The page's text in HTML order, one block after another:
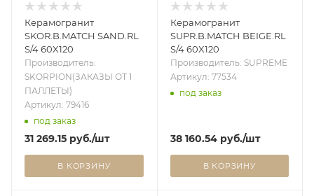
Керамогранит
SKOR.B.MATCH SAND.RL
S/4 60X120
Производитель:
SKORPION(ЗАКАЗЫ ОТ 1
ПАЛЛЕТЫ)
Артикул: 79416
под заказ
31 269.15 руб./шт
В КОРЗИНУ
Керамогранит
SUPR.B.MATCH BEIGE.RL
S/4 60X120
Производитель: SUPREME
Артикул: 77534
под заказ
38 160.54руб./шт
В КОРЗИНУ